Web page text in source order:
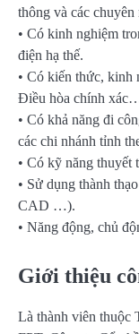
thông và các chuyên
• Có kinh nghiệm
điện hạ thế.
• Có kiến thức,
Điều hòa chính
• Có khả năng đi
các chi nhánh tỉnh
• Có kỹ năng thuyết
• Sử dụng thành
CAD …).
• Năng động, chủ
Giới thiệu
Là thành viên thuộc